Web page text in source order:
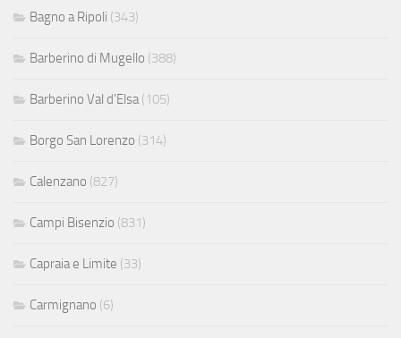
Bagno a Ripoli (343)
Barberino di Mugello (388)
Barberino Val d'Elsa(105)
Borgo San Lorenzo (314)
Calenzano (827)
Campi Bisenzio (831)
Capraia e Limite (33)
Carmignano (6)